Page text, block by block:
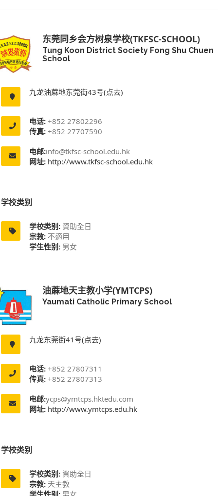
东莞同乡会方树泉学校(TKFSC-SCHOOL)
Tung Koon District Society Fong Shu Chuen
School
九龙油蔴地东莞街43号(点去)
电话: +852 27802296
传真: +852 27707590
电邮:info@tkfsc-school.edu.hk
网址: http://www.tkfsc-school.edu.hk
学校类别
学校类别: 資助全日
宗教: 不適用
学生性别: 男女
油蔴地天主教小学(YMTCPS)
Yaumati Catholic Primary School
九龙东莞街41号(点去)
电话: +852 27807311
传真: +852 27807313
电邮:ycps@ymtcps.hktedu.com
网址: http://www.ymtcps.edu.hk
学校类别
学校类别: 資助全日
宗教: 天主教
学生性别: 男女